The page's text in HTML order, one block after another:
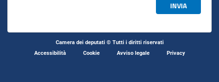
INVIA
Camera dei deputati © Tutti i diritti riservati
Accessibilità
Cookie Avviso legale Privacy